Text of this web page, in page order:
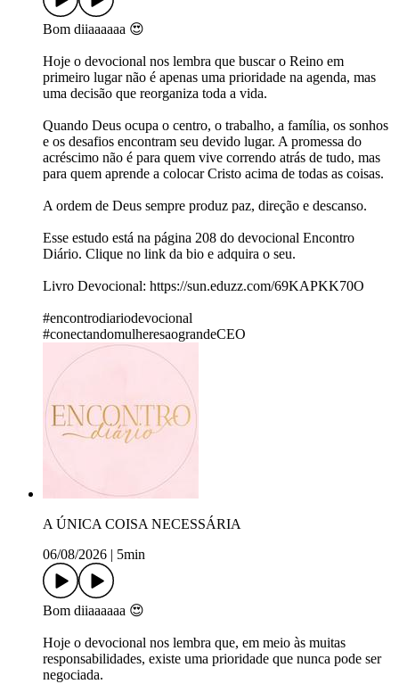
Bom diiaaaaaa 😍
Hoje o devocional nos lembra que buscar o Reino em
primeiro lugar não é apenas uma prioridade na agenda, mas
uma decisão que reorganiza toda a vida.
Quando Deus ocupa o centro, o trabalho, a família, os sonhos
e os desafios encontram seu devido lugar. A promessa do
acréscimo não é para quem vive correndo atrás de tudo, mas
para quem aprende a colocar Cristo acima de todas as coisas.
A ordem de Deus sempre produz paz, direção e descanso.
Esse estudo está na página 208 do devocional Encontro
Diário. Clique no link da bio e adquira o seu.
Livro Devocional: https://sun.eduzz.com/69KAPKK70O
#encontrodiariodevocional
#conectandomulheresaograndeCEO
A ÚNICA COISA NECESSÁRIA
06/08/2026
5min
Bom diiaaaaaa 😍
Hoje o devocional nos lembra que, em meio às muitas
responsabilidades, existe uma prioridade que nunca pode ser
negociada.